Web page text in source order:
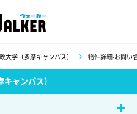
大学（多摩キャンパス） 物件詳細-お問い
ャンパス）